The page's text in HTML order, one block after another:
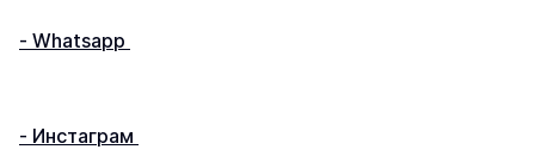
- Whatsapp
- Инстаграм